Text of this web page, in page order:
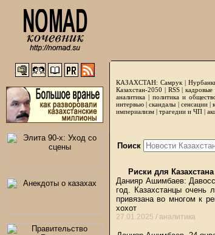
КАЗАХСТАН: Самрук |
Казахстан-2050 | RSS|кадровые
аналитика | политика и
интервью |скандалы | сенсации|
империализм | трагедии и ЧП |
Поиск
Риски для Казахстана
Данияр Ашимбаев:
год. Казахстанцы очень
привязана во многом к
хохот
27.01.2025 / аналитика